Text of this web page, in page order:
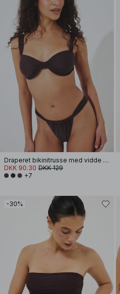
Draperet bikinitrusse med vidde stropper
DKK 90.30 DKK 129
+7
-30%